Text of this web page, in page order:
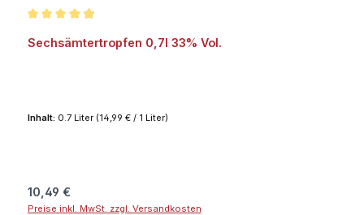
Sechsämtertropfen 0,7l 33% Vol.
Inhalt: 0.7 Liter (14,99 € / 1 Liter)
Regulärer Preis:
10,49 €
Preise inkl. MwSt. zzgl. Versandkosten